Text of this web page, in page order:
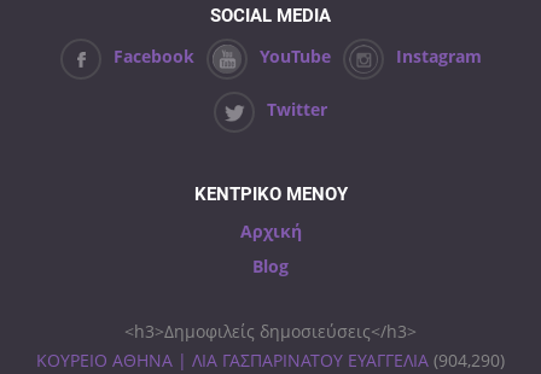
SOCIAL MEDIA
Facebook YouTube Instagram
Twitter
ΚΕΝΤΡΙΚΟ ΜΕΝΟΥ
Αρχική
Blog
<h3>Δημοφιλείς δημοσιεύσεις</h3>
ΚΟΥΡΕΙΟ ΑΘΗΝΑ | ΛΙΑ ΓΑΣΠΑΡΙΝΑΤΟΥ ΕΥΑΓΓΕΛΙΑ (904,290)